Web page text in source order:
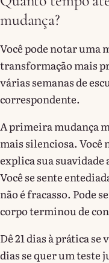
mudança?
Você pode notar uma
transformação mais
várias semanas de
correspondente.
A primeira mudança
mais silenciosa. Você
explica sua suavidade
Você se sente
não é fracasso. Pode
corpo terminou de
Dê 21 dias à prática se
dias se quer um teste